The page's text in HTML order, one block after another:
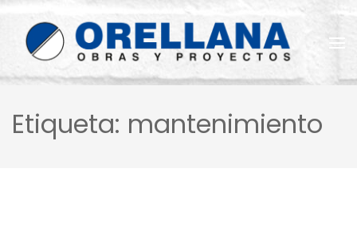
Saltar
contenido
(presiona
la
Intro)
Reformas Orellana
Etiqueta: mantenimiento